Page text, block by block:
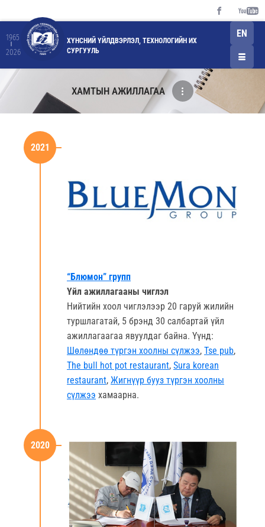
1965
2026
ХҮНСНИЙ ҮЙЛДВЭРЛЭЛ, ТЕХНОЛОГИЙН ИХ
СУРГУУЛЬ
EN
ХАМТЫН АЖИЛЛАГАА
2021
“Блюмон” групп
Үйл ажиллагааны чиглэл
Нийтийн хоол чиглэлээр 20 гаруй жилийн
туршлагатай, 5 брэнд 30 салбартай үйл
ажиллагаагаа явуулдаг байна. Үүнд:
Шөлөндөө түргэн хоолны сүлжээ, Tse pub,
The bull hot pot restaurant, Sura korean
restaurant, Жигнүүр бууз түргэн хоолны
сүлжээ хамаарна.
2020